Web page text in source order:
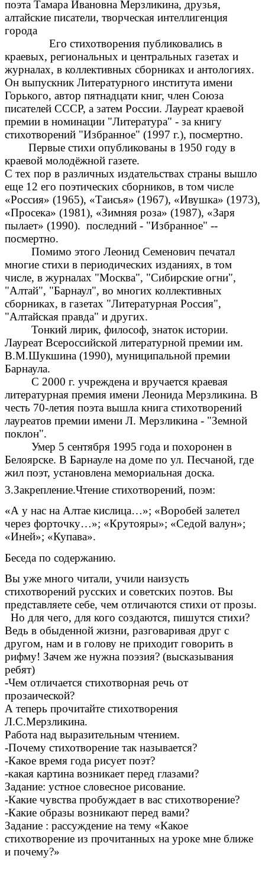
поэта Тамара Ивановна Мерзликина, друзья,
алтайские писатели, творческая интеллигенция
города
Его стихотворения публиковались в
краевых, региональных и центральных газетах и
журналах, в коллективных сборниках и антологиях.
Он выпускник Литературного института имени
Горького, автор пятнадцати книг, член Союза
писателей СССР, а затем России. Лауреат краевой
премии в номинации "Литература" - за книгу
стихотворений "Избранное" (1997 г.), посмертно.
Первые стихи опубликованы в 1950 году в
краевой молодёжной газете.
С тех пор в различных издательствах страны вышло
еще 12 его поэтических сборников, в том числе
«Россия» (1965), «Таисья» (1967), «Ивушка» (1973),
«Просека» (1981), «Зимняя роза» (1987), «Заря
пылает» (1990). последний - "Избранное" --
посмертно.
Помимо этого Леонид Семенович печатал
многие стихи в периодических изданиях, в том
числе, в журналах "Москва", "Сибирские огни",
"Алтай", "Барнаул", во многих коллективных
сборниках, в газетах "Литературная Россия",
"Алтайская правда" и других.
Тонкий лирик, философ, знаток истории.
Лауреат Всероссийской литературной премии им.
В.М.Шукшина (1990), муниципальной премии
Барнаула.
С 2000 г. учреждена и вручается краевая
литературная премия имени Леонида Мерзликина. В
честь 70-летия поэта вышла книга стихотворений
лауреатов премии имени Л. Мерзликина - "Земной
поклон".
Умер 5 сентября 1995 года и похоронен в
Белоярске. В Барнауле на доме по ул. Песчаной, где
жил поэт, установлена мемориальная доска.
3.Закрепление.Чтение стихотворений, поэм:
«А у нас на Алтае кислица…»; «Воробей залетел
через форточку…»; «Крутояры»; «Седой валун»;
«Иней»; «Купава».
Беседа по содержанию.
Вы уже много читали, учили наизусть
стихотворений русских и советских поэтов. Вы
представляете себе, чем отличаются стихи от прозы.
Но для чего, для кого создаются, пишутся стихи?
Ведь в обыденной жизни, разговаривая друг с
другом, нам и в голову не приходит говорить в
рифму! Зачем же нужна поэзия? (высказывания
ребят)
-Чем отличается стихотворная речь от
прозаической?
А теперь прочитайте стихотворения
Л.С.Мерзликина.
Работа над выразительным чтением.
-Почему стихотворение так называется?
-Какое время года рисует поэт?
-какая картина возникает перед глазами?
Задание: устное словесное рисование.
-Какие чувства пробуждает в вас стихотворение?
-Какие образы возникают перед вами?
Задание : рассуждение на тему «Какое
стихотворение из прочитанных на уроке мне ближе
и почему?»